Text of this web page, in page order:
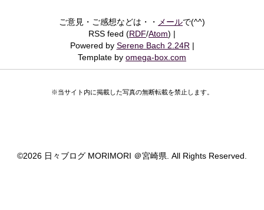
ご意見・ご感想などは・・ メールで(^^)
RSS feed (RDF/Atom)
Powered by Serene Bach 2.24R
Template by omega-box.com
※当サイト内に掲載した写真の無断転載を禁止します。
©2026 日々ブログ MORIMORI ＠宮崎県. All Rights Reserved.